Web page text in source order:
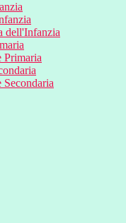
dell'Infanzia
Primaria